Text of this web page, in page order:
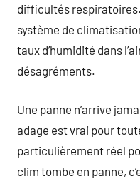
difficultés
système de
taux d’humidité dans
désagréments.
Une panne n’arrive
adage est vrai pour
particulièrement réel
clim tombe en panne,